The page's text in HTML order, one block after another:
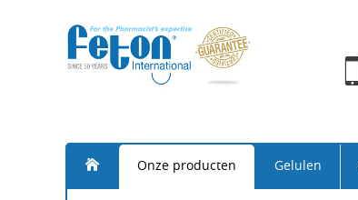
Onze producten Gelulen